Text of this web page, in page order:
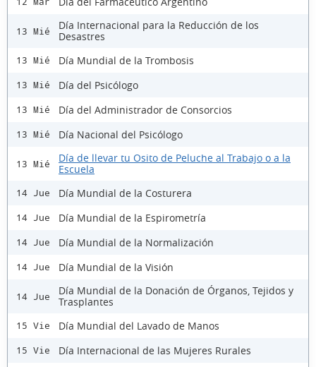
13 Mié
Día Internacional para la Reducción de los
Desastres
13 Mié Día Mundial de la Trombosis
13 Mié Día del Psicólogo
13 Mié Día del Administrador de Consorcios
13 Mié Día Nacional del Psicólogo
13 Mié
Día de llevar tu Osito de Peluche al Trabajo o a la
Escuela
14 Jue Día Mundial de la Costurera
14 Jue Día Mundial de la Espirometría
14 Jue Día Mundial de la Normalización
14 Jue Día Mundial de la Visión
14 Jue
Día Mundial de la Donación de Órganos, Tejidos y
Trasplantes
15 Vie Día Mundial del Lavado de Manos
15 Vie Día Internacional de las Mujeres Rurales